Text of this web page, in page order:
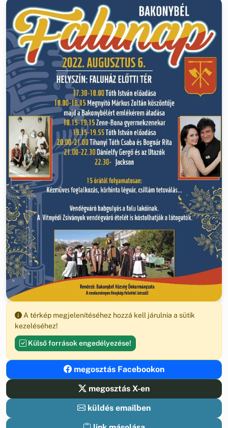
A térkép megjelenítéséhez hozzá kell járulnia a sütik
kezeléséhez!
Külső források engedélyezése!
megosztás Facebookon
megosztás X-en
küldés emailben